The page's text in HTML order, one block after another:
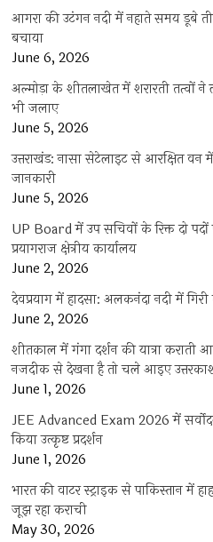
आगरा की उटंगन नदी में नहाते समय डूबे
बचाया
June 6, 2026
अल्मोड़ा के शीतलाखेत में शरारती
भी जलाए
June 5, 2026
उत्तराखंड: नासा सेटेलाइट से आरक्षित
जानकारी
June 5, 2026
UP Board में उप सचिवों के रिक्त दो
प्रयागराज क्षेत्रीय कार्यालय
June 2, 2026
देवप्रयाग में हादसा: अलकनंदा नदी में
June 2, 2026
शीतकाल में गंगा दर्शन की यात्रा कराती
नजदीक से देखना है तो चले आइए
June 1, 2026
JEE Advanced Exam 2026 में सर्वोदय
किया उत्कृष्ट प्रदर्शन
June 1, 2026
भारत की वाटर स्ट्राइक से पाकिस्तान में
जूझ रहा कराची
May 30, 2026